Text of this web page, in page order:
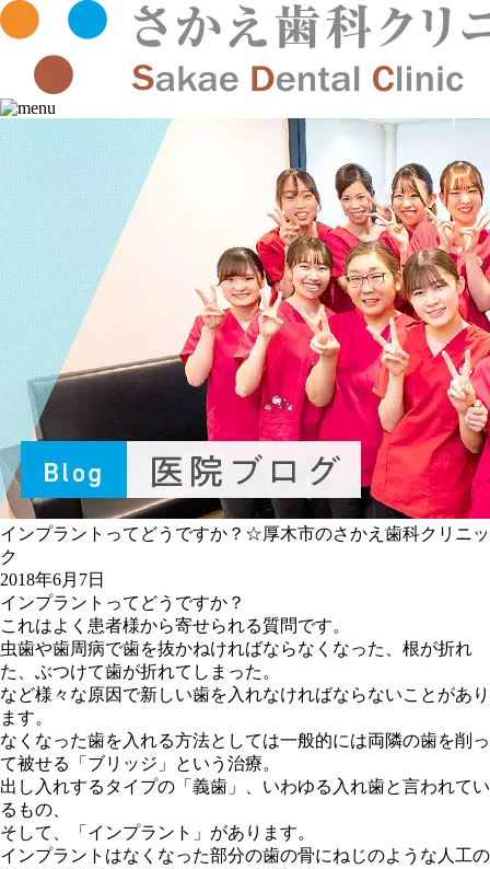
インプラントってどうですか？☆厚木市のさかえ歯科クリニッ
ク
2018年6月7日
インプラントってどうですか？
これはよく患者様から寄せられる質問です。
虫歯や歯周病で歯を抜かねければならなくなった、根が折れ
た、ぶつけて歯が折れてしまった。
など様々な原因で新しい歯を入れなければならないことがあり
ます。
なくなった歯を入れる方法としては一般的には両隣の歯を削っ
て被せる「ブリッジ」という治療。
出し入れするタイプの「義歯」、いわゆる入れ歯と言われてい
るもの、
そして、「インプラント」があります。
インプラントはなくなった部分の歯の骨にねじのような人工の